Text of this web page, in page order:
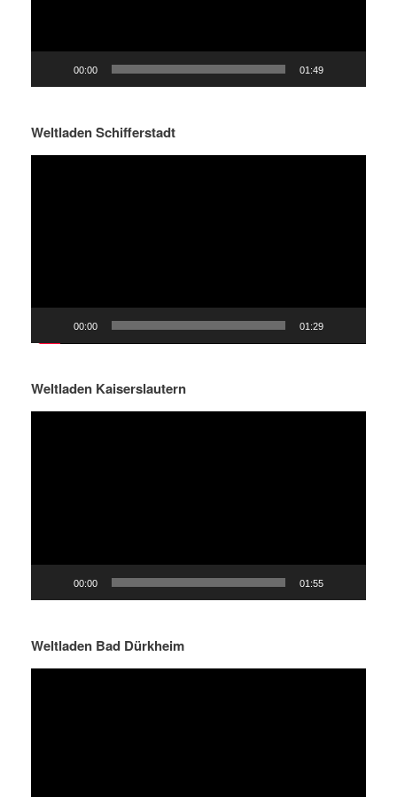
00:00 01:49
Weltladen Schifferstadt
00:00 01:29
Weltladen Kaiserslautern
00:00 01:55
Weltladen Bad Dürkheim